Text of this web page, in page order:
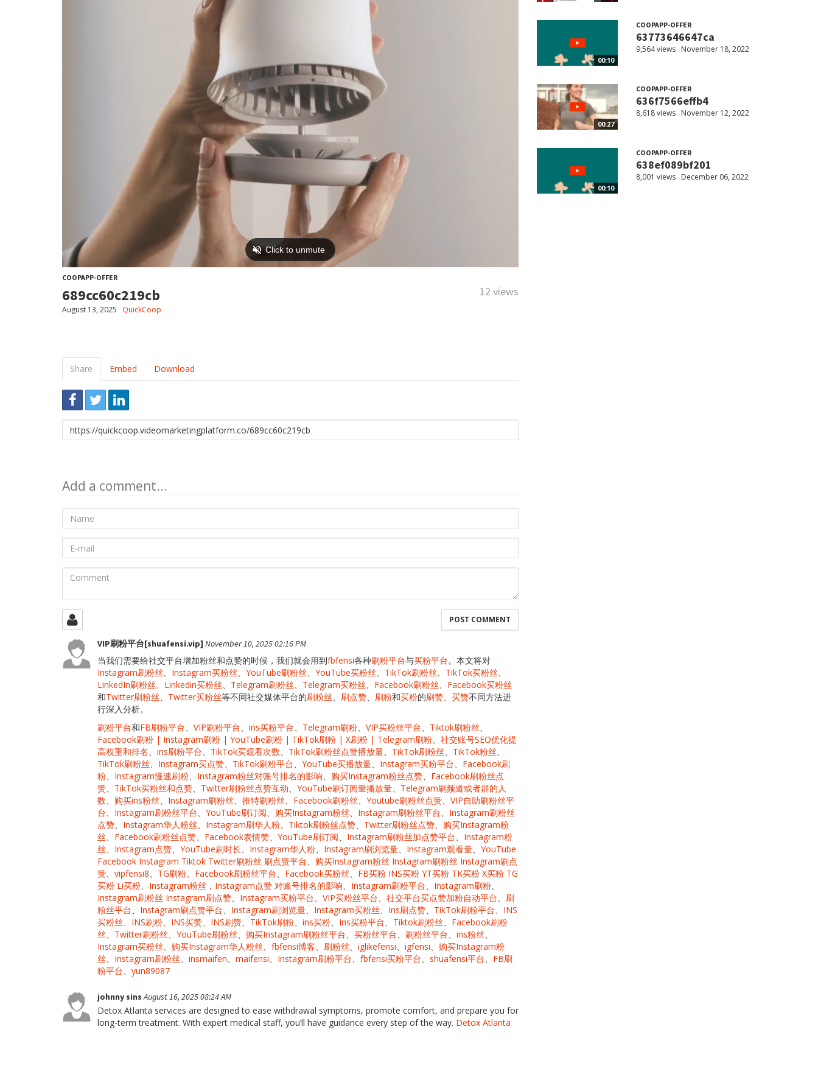
COOPAPP-OFFER
689cc60c219cb 12 views
August 13, 2025 QuickCoop
Share Embed Download
Link
to
Add a comment...
Name
mail
Comment
VIP刷粉平台[shuafensi.vip] November 10, 2025 02:16 PM
当我们需要给社交平台增加粉丝和点赞的时候，我们就会用到fbfensi各种刷粉平台与买粉平台。本文将对
Instagram刷粉丝、 Instagram买粉丝、 YouTube刷粉丝、 YouTube买粉丝、 TikTok刷粉丝、 TikTok买粉丝、
LinkedIn刷粉丝、 Linkedin买粉丝、 Telegram刷粉丝、 Telegram买粉丝、 Facebook刷粉丝、 Facebook买粉丝
和Twitter刷粉丝、 Twitter买粉丝等不同社交媒体平台的刷粉丝、 刷点赞、 刷粉和买粉的刷赞、 买赞不同方法进
行深入分析。
刷粉平台和FB刷粉平台、 VIP刷粉平台、 ins买粉平台、 Telegram刷粉、 VIP买粉丝平台、 Tiktok刷粉丝、
Facebook刷粉 | Instagram刷粉 | YouTube刷粉 | TikTok刷粉 | X刷粉 | Telegram刷粉、 社交账号SEO优化提
高权重和排名、 ins刷粉平台、 TikTok买观看次数、 TikTok刷粉丝点赞播放量、 TikTok刷粉丝、 TikTok粉丝、
TikTok刷粉丝、 Instagram买点赞、 TikTok刷粉平台、 YouTube买播放量、 Instagram买粉平台、 Facebook刷
粉、 Instagram慢速刷粉、 Instagram粉丝对账号排名的影响、 购买Instagram粉丝点赞、 Facebook刷粉丝点
赞、 TikTok买粉丝和点赞、 Twitter刷粉丝点赞互动、 YouTube刷订阅量播放量、 Telegram刷频道或者群的人
数、 购买ins粉丝、 Instagram刷粉丝、 推特刷粉丝、 Facebook刷粉丝、 Youtube刷粉丝点赞、 VIP自助刷粉丝平
台、 Instagram刷粉丝平台、 YouTube刷订阅、 购买Instagram粉丝、 Instagram刷粉丝平台、 Instagram刷粉丝
点赞、 Instagram华人粉丝、 Instagram刷华人粉、 Tiktok刷粉丝点赞、 Twitter刷粉丝点赞、 购买Instagram粉
丝、 Facebook刷粉丝点赞、 Facebook表情赞、 YouTube刷订阅、 Instagram刷粉丝加点赞平台、 Instagram粉
丝、 Instagram点赞、 YouTube刷时长、 Instagram华人粉、 Instagram刷浏览量、 Instagram观看量、 YouTube
Facebook Instagram Tiktok Twitter刷粉丝 刷点赞平台、 购买Instagram粉丝 Instagram刷粉丝 Instagram刷点
赞、 vipfensi8、 TG刷粉、 Facebook刷粉丝平台、 Facebook买粉丝、 FB买粉 INS买粉 YT买粉 TK买粉 X买粉 TG
买粉 Li买粉、 Instagram粉丝，Instagram点赞 对账号排名的影响、 Instagram刷粉平台、 Instagram刷粉、
Instagram刷粉丝 Instagram刷点赞、 Instagram买粉平台、 VIP买粉丝平台、 社交平台买点赞加粉自动平台、 刷
粉丝平台、 Instagram刷点赞平台、 Instagram刷浏览量、 Instagram买粉丝、 Ins刷点赞、 TikTok刷粉平台、 INS
买粉丝、INS刷粉、INS买赞、INS刷赞、 TikTok刷粉、 ins买粉、 Ins买粉平台、 Tiktok刷粉丝、 Facebook刷粉
丝、 Twitter刷粉丝、 YouTube刷粉丝、 购买Instagram刷粉丝平台、 买粉丝平台、 刷粉丝平台、 ins粉丝、
Instagram买粉丝、 购买Instagram华人粉丝、 fbfensi博客、 刷粉丝、 iglikefensi、 igfensi、 购买Instagram粉
丝、 Instagram刷粉丝、 insmaifen、 maifensi、 Instagram刷粉平台、 fbfensi买粉平台、 shuafensi平台、 FB刷
粉平台、 yun89087
johnny sinsAugust 16, 2025 08:24 AM
Detox Atlanta services are designed to ease withdrawal symptoms, promote comfort, and prepare you for
long-term treatment. With expert medical staff, you’ll have guidance every step of the way. Detox Atlanta
00:10
COOPAPP-OFFER
63773646647ca
9,564 views November 18, 2022
00:27
COOPAPP-OFFER
636f7566effb4
8,618 views November 12, 2022
00:10
COOPAPP-OFFER
638ef089bf201
8,001 views December 06, 2022